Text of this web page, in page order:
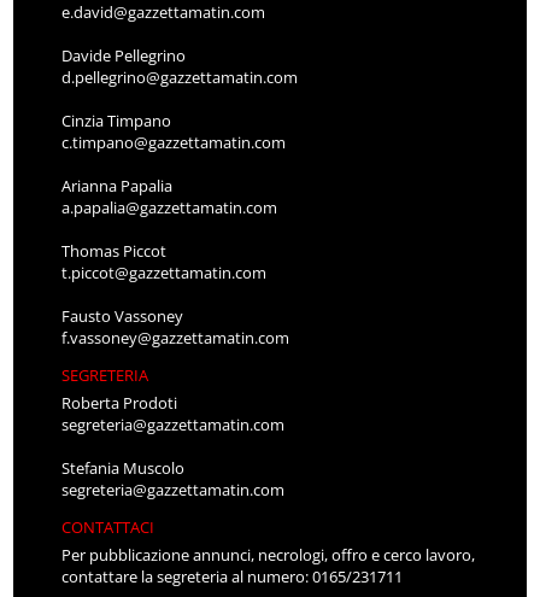
e.david@gazzettamatin.com
Davide Pellegrino
d.pellegrino@gazzettamatin.com
Cinzia Timpano
c.timpano@gazzettamatin.com
Arianna Papalia
a.papalia@gazzettamatin.com
Thomas Piccot
t.piccot@gazzettamatin.com
Fausto Vassoney
f.vassoney@gazzettamatin.com
SEGRETERIA
Roberta Prodoti
segreteria@gazzettamatin.com
Stefania Muscolo
segreteria@gazzettamatin.com
CONTATTACI
Per pubblicazione annunci, necrologi, offro e cerco lavoro,
contattare la segreteria al numero: 0165/231711